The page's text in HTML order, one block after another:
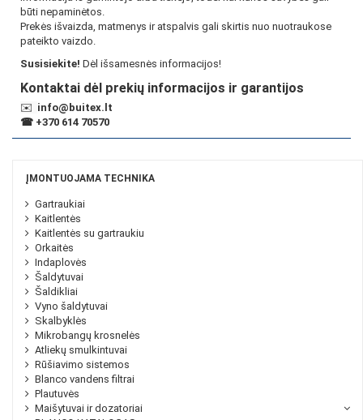
būti nepaminėtos.
Prekės išvaizda, matmenys ir atspalvis gali skirtis nuo nuotraukose
pateikto vaizdo.
Susisiekite! Dėl išsamesnės informacijos!
Kontaktai dėl prekių informacijos ir garantijos
✉️ info@buitex.lt
☎ +370 614 70570
ĮMONTUOJAMA TECHNIKA
Gartraukiai
Kaitlentės
Kaitlentės su gartraukiu
Orkaitės
Indaplovės
Šaldytuvai
Šaldikliai
Vyno šaldytuvai
Skalbyklės
Mikrobangų krosnelės
Atliekų smulkintuvai
Rūšiavimo sistemos
Blanco vandens filtrai
Plautuvės
Maišytuvai ir dozatoriai